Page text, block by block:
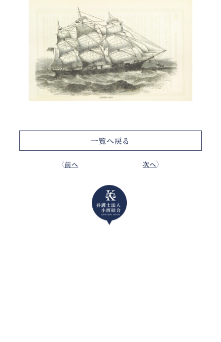
一覧へ戻る
前へ 次へ